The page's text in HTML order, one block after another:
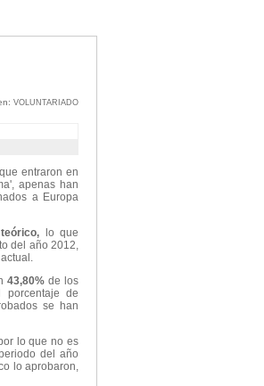
VOLUNTARIADO
entraron en
apenas han
a Europa
lo que
del año 2012,
43,80% de los
porcentaje de
se han
lo que no es
del año
lo aprobaron,